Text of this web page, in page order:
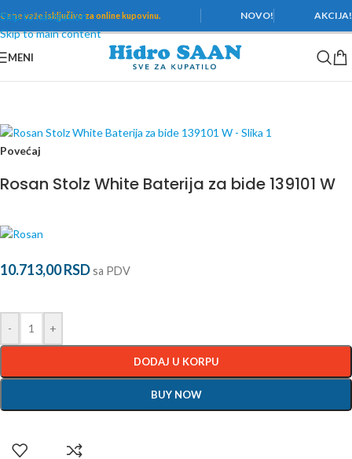
Skip to navigation
Skip to main content
Cene važeisključivo za online kupovinu. NOVO! AKCIJA!
MENI
Povećaj
Rosan Stolz White Baterija za bide 139101 W
10.713,00RSDsa PDV
- +
DODAJ U KORPU
BUY NOW